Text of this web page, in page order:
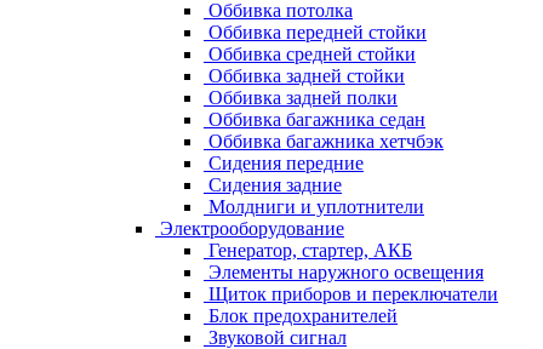
Оббивка потолка
Оббивка передней стойки
Оббивка средней стойки
Оббивка задней стойки
Оббивка задней полки
Оббивка багажника седан
Оббивка багажника хетчбэк
Сидения передние
Сидения задние
Молдниги и уплотнители
Электрооборудование
Генератор, стартер, АКБ
Элементы наружного освещения
Щиток приборов и переключатели
Блок предохранителей
Звуковой сигнал